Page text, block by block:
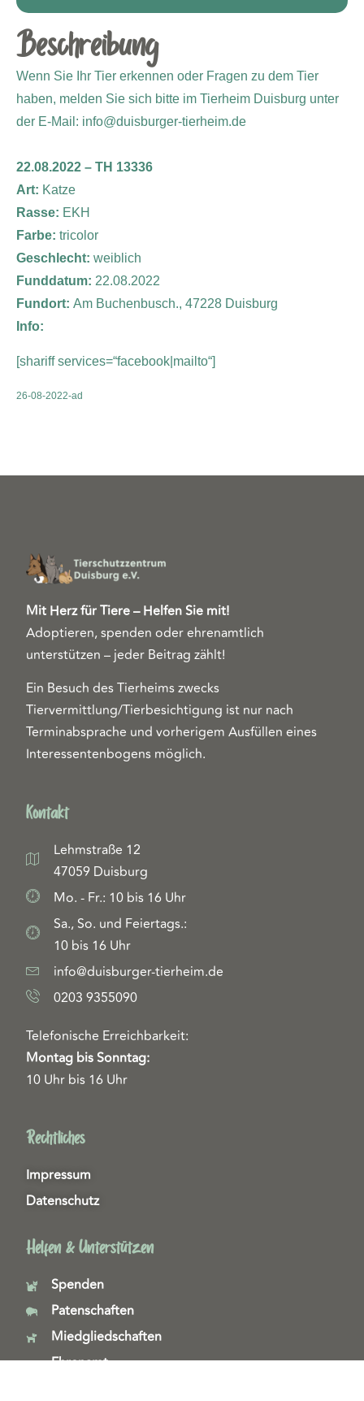
Beschreibung
Wenn Sie Ihr Tier erkennen oder Fragen zu dem Tier
haben, melden Sie sich bitte im Tierheim Duisburg unter
der E-Mail: info@duisburger-tierheim.de
22.08.2022 – TH 13336
Art: Katze
Rasse: EKH
Farbe: tricolor
Geschlecht: weiblich
Funddatum: 22.08.2022
Fundort: Am Buchenbusch., 47228 Duisburg
Info:
[shariff services=“facebook|mailto“]
26-08-2022-ad
Mit Herz für Tiere – Helfen Sie mit!
Adoptieren, spenden oder ehrenamtlich
unterstützen – jeder Beitrag zählt!
Ein Besuch des Tierheims zwecks
Tiervermittlung/Tierbesichtigung ist nur nach
Terminabsprache und vorherigem Ausfüllen eines
Interessentenbogens möglich.
Kontakt
Lehmstraße 12
47059 Duisburg
Mo. - Fr.: 10 bis 16 Uhr
Sa., So. und Feiertags.:
10 bis 16 Uhr
info@duisburger-tierheim.de
0203 9355090
Telefonische Erreichbarkeit:
Montag bis Sonntag:
10 Uhr bis 16 Uhr
Rechtliches
Impressum
Datenschutz
Helfen & Unterstützen
Spenden
Patenschaften
Miedgliedschaften
Ehrenamt